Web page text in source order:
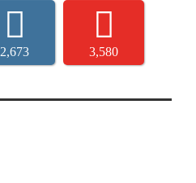
2,673 3,580